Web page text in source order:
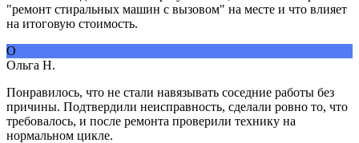
"ремонт стиральных машин с вызовом" на месте и что влияет
на итоговую стоимость.
О
Ольга Н.
Понравилось, что не стали навязывать соседние работы без
причины. Подтвердили неисправность, сделали ровно то, что
требовалось, и после ремонта проверили технику на
нормальном цикле.